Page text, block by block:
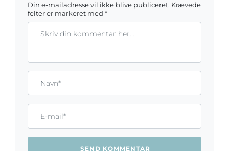
Din e-mailadresse vil ikke blive publiceret. Krævede
felter er markeret med *